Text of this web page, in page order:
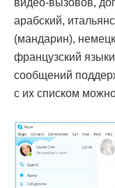
видео-вызовов,
арабский,
(мандарин),
французский
сообщений
с их списком